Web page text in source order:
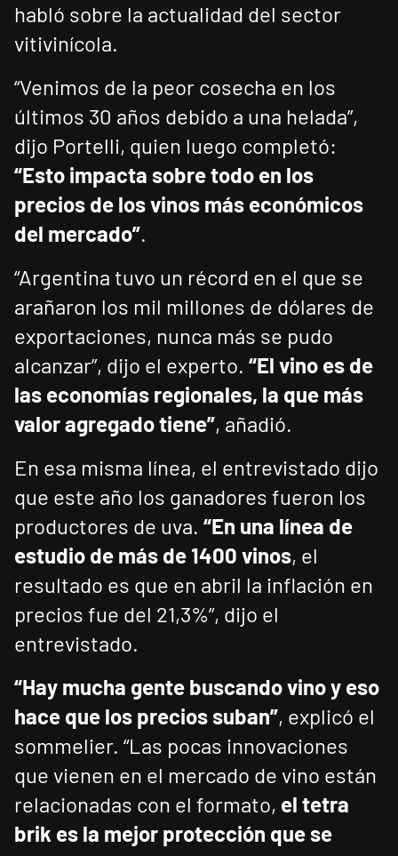
habló sobre la actualidad del sector
vitivinícola.
“Venimos de la peor cosecha en los
últimos 30 años debido a una helada”,
dijo Portelli, quien luego completó:
“Esto impacta sobre todo en los
precios de los vinos más económicos
del mercado”.
“Argentina tuvo un récord en el que se
arañaron los mil millones de dólares de
exportaciones, nunca más se pudo
alcanzar”, dijo el experto. “El vino es de
las economías regionales, la que más
valor agregado tiene”, añadió.
En esa misma línea, el entrevistado dijo
que este año los ganadores fueron los
productores de uva. “En una línea de
estudio de más de 1400 vinos, el
resultado es que en abril la inflación en
precios fue del 21,3%”, dijo el
entrevistado.
“Hay mucha gente buscando vino y eso
hace que los precios suban”, explicó el
sommelier. “Las pocas innovaciones
que vienen en el mercado de vino están
relacionadas con el formato, el tetra
brik es la mejor protección que se